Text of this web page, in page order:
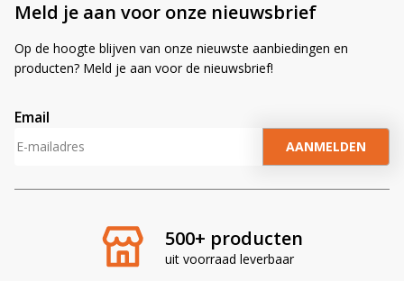
500+ producten
uit voorraad leverbaar
Meld je aan voor onze nieuwsbrief
Op de hoogte blijven van onze nieuwste aanbiedingen en
producten? Meld je aan voor de nieuwsbrief!
Email
A
t